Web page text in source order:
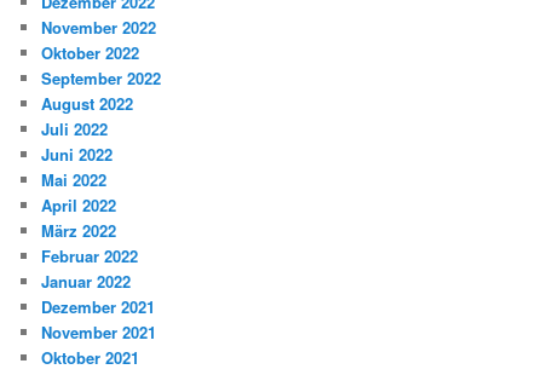
November 2022
Oktober 2022
September 2022
August 2022
Juli 2022
Juni 2022
Mai 2022
April 2022
März 2022
Februar 2022
Januar 2022
Dezember 2021
November 2021
Oktober 2021